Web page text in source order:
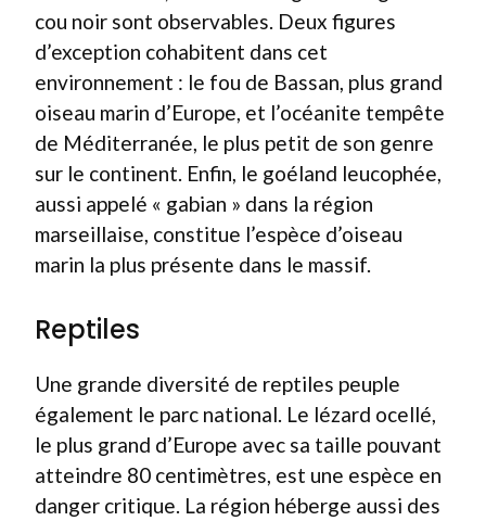
cou noir sont observables. Deux figures
d’exception cohabitent dans cet
environnement : le fou de Bassan, plus grand
oiseau marin d’Europe, et l’océanite tempête
de Méditerranée, le plus petit de son genre
sur le continent. Enfin, le goéland leucophée,
aussi appelé « gabian » dans la région
marseillaise, constitue l’espèce d’oiseau
marin la plus présente dans le massif.
Reptiles
Une grande diversité de reptiles peuple
également le parc national. Le lézard ocellé,
le plus grand d’Europe avec sa taille pouvant
atteindre 80 centimètres, est une espèce en
danger critique. La région héberge aussi des